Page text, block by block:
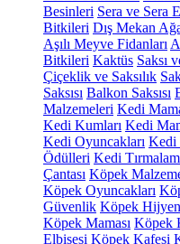
Besinleri Sera ve Sera
Bitkileri Dış Mekan
Aşılı Meyve Fidanları
Bitkileri Kaktüs Saksı
Çiçeklik ve Saksılık
Saksısı Balkon Saksısı
Malzemeleri Kedi
Kedi Kumları Kedi
Kedi Oyuncakları Kedi
Ödülleri Kedi
Çantası Köpek
Köpek Oyuncakları
Güvenlik Köpek
Köpek Maması Köpek
Elbisesi Köpek Kafesi